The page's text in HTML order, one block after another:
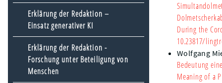
Erklärung der Redaktion –
Einsatz generativer KI
Erklärung der Redaktion -
Forschung unter Beteiligung von
Menschen
During the
10.23817/
Wolfgang
Bedeutung
Meaning of a